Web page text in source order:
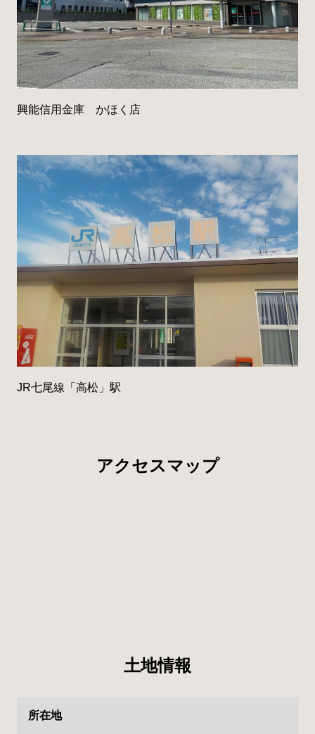
興能信用金庫 かほく店
JR七尾線「高松」駅
アクセスマップ
土地情報
所在地